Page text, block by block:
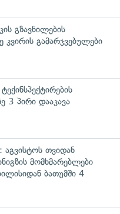
გზავნილების
კვირის გამარჯვებულები
3 პირი დააკავა
აგვისტოს თვიდან
მომხმარებლები
ბათუმში 4